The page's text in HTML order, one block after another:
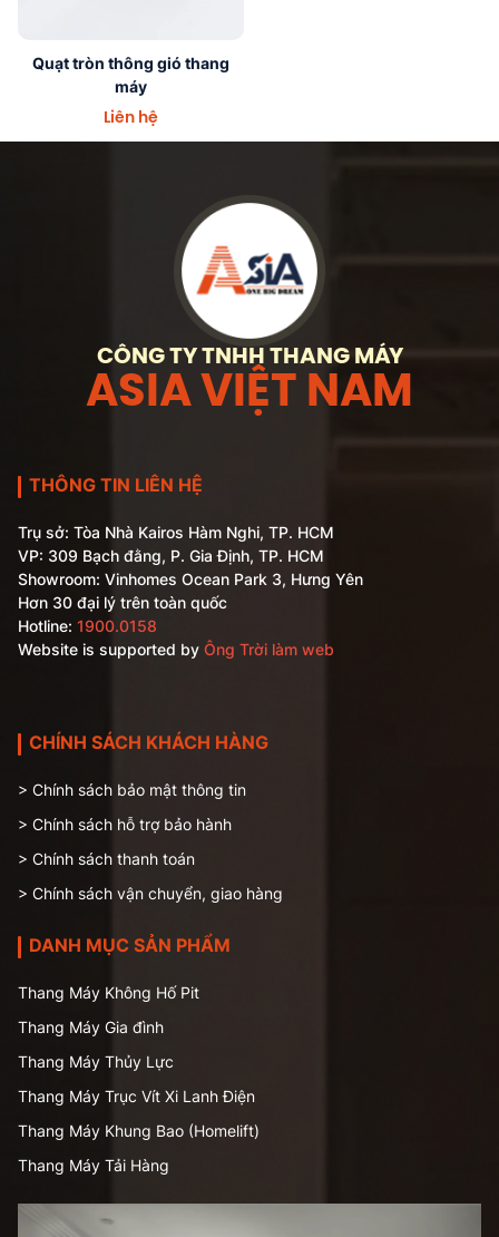
tròn
thang
Quạt tròn thông gió thang
máy
Liên hệ
CÔNG TY TNHH THANG MÁY
ASIA VIỆT NAM
THÔNG TIN LIÊN HỆ
Trụ sở: Tòa Nhà Kairos Hàm Nghi, TP. HCM
VP: 309 Bạch đằng, P. Gia Định, TP. HCM
Showroom: Vinhomes Ocean Park 3, Hưng Yên
Hơn 30 đại lý trên toàn quốc
Hotline: 1900.0158
Website is supported by Ông Trời làm web
CHÍNH SÁCH KHÁCH HÀNG
> Chính sách bảo mật thông tin
> Chính sách hỗ trợ bảo hành
> Chính sách thanh toán
> Chính sách vận chuyển, giao hàng
DANH MỤC SẢN PHẨM
Thang Máy Không Hố Pit
Thang Máy Gia đình
Thang Máy Thủy Lực
Thang Máy Trục Vít Xi Lanh Điện
Thang Máy Khung Bao (Homelift)
Thang Máy Tải Hàng